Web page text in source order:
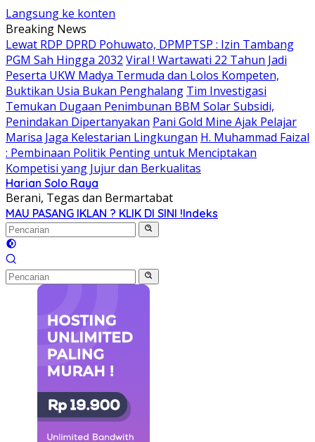
Langsung ke konten
Breaking News
Lewat RDP DPRD Pohuwato, DPMPTSP : Izin Tambang
PGM Sah Hingga 2032 Viral ! Wartawati 22 Tahun Jadi
Peserta UKW Madya Termuda dan Lolos Kompeten,
Buktikan Usia Bukan Penghalang Tim Investigasi
Temukan Dugaan Penimbunan BBM Solar Subsidi,
Penindakan Dipertanyakan Pani Gold Mine Ajak Pelajar
Marisa Jaga Kelestarian Lingkungan H. Muhammad Faizal
: Pembinaan Politik Penting untuk Menciptakan
Kompetisi yang Jujur dan Berkualitas
Harian Solo Raya
Berani, Tegas dan Bermartabat
MAU PASANG IKLAN ? KLIK DI SINI !Indeks